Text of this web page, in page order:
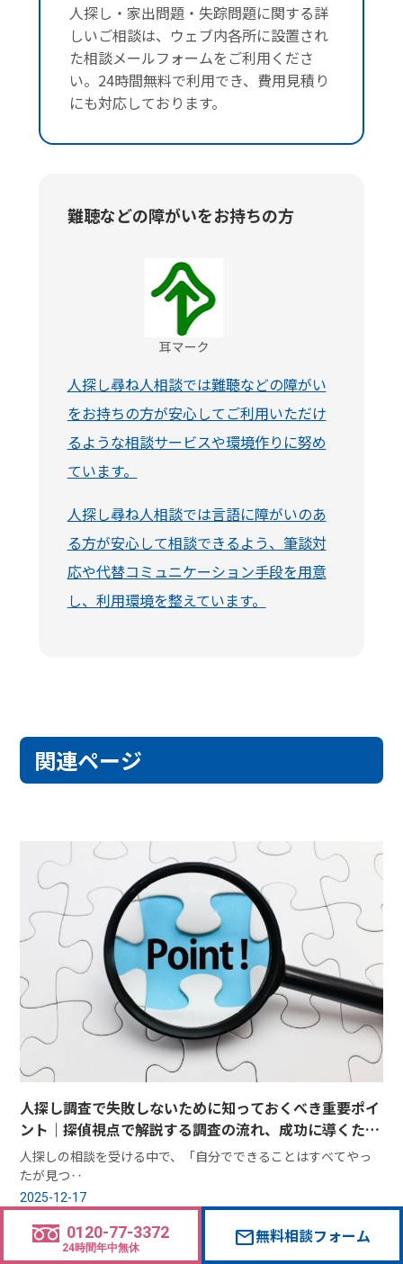
人探し・家出問題・失踪問題に関する詳
しいご相談は、ウェブ内各所に設置され
た相談メールフォームをご利用くださ
い。24時間無料で利用でき、費用見積り
にも対応しております。
難聴などの障がいをお持ちの方
人探し尋ね人相談では難聴などの障がい
をお持ちの方が安心してご利用いただけ
るような相談サービスや環境作りに努め
ています。
人探し尋ね人相談では言語に障がいのあ
る方が安心して相談できるよう、筆談対
応や代替コミュニケーション手段を用意
し、利用環境を整えています。
関連ページ
人探し調査で失敗しないために知っておくべき重要ポイ
ント｜探偵視点で解説する調査の流れ、成功に導くため
秘訣
人探しの相談を受ける中で、「自分でできることはすべてやっ
たが見つ‥
2025-12-17
0120-77-3372
24時間年中無休 mail無料相談フォーム